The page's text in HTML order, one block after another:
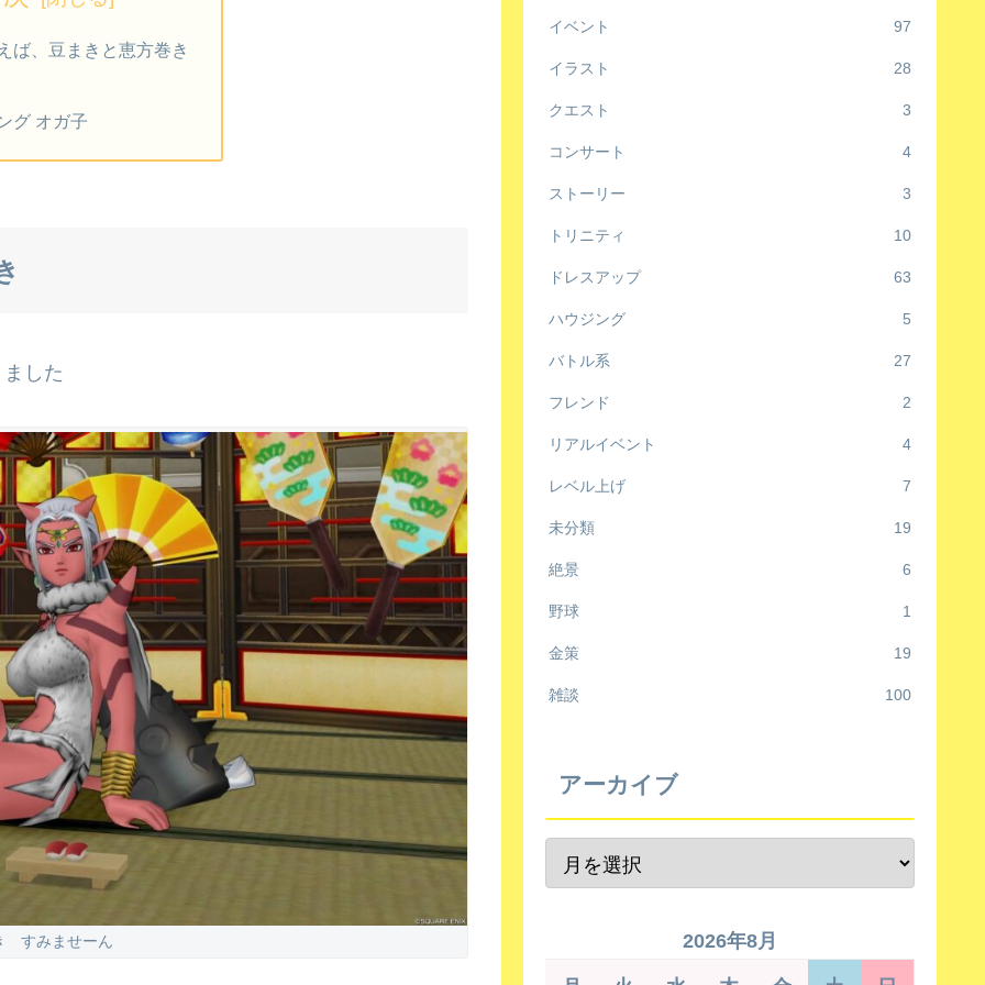
ば、豆まきと恵方巻き
グ オガ子
した
すみませーん
イベント 97
イラスト 28
クエスト 3
コンサート 4
ストーリー 3
トリニティ 10
ドレスアップ 63
ハウジング 5
バトル系 27
フレンド 2
リアルイベント 4
レベル上げ 7
未分類 19
絶景 6
野球 1
金策 19
雑談 100
アーカイブ
2026年8月